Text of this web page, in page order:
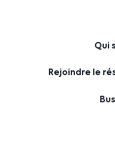
Qui
Rejoindre le